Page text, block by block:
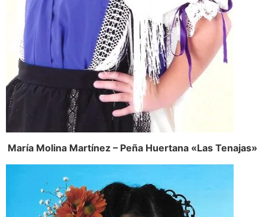
María Molina Martínez – Peña Huertana «Las Tenajas»